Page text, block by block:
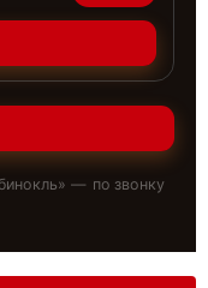
» — по звонку